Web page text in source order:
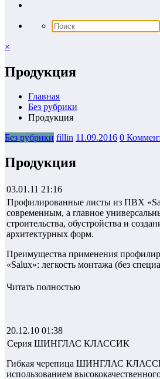
×
Продукция
Главная
Без рубрики
Продукция
Без рубрики fillin 11.09.2016 0
Продукция
03.01.11 21:16
Профилированные листы из ПВХ
современным, а главное
строительства, обустройства и
архитектурных форм.
Преимущества применения
«Salux»: легкость монтажа (без
Читать полностью
20.12.10 01:38
Серия ШИНГЛАС КЛАССИК
Гибкая черепица ШИНГЛАС
использованием